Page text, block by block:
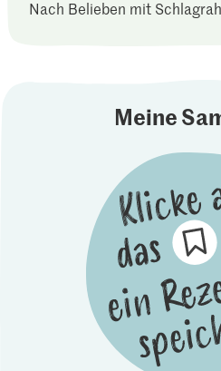
Nach Belieben mit
Meine